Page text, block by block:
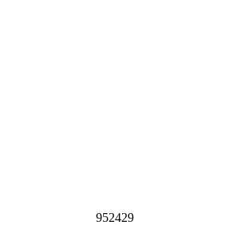
952429